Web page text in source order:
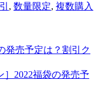
, 数量限定, 複数購入
発売予定は？割引ク
］2022福袋の発売予